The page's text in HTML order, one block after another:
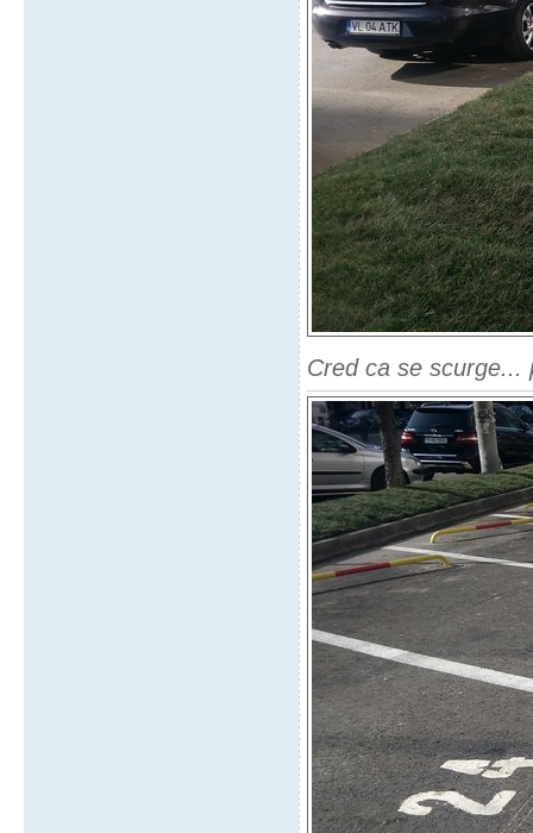
Cred ca se scurge...